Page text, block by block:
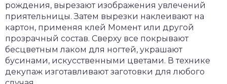
рождения, вырезают изображения увлечений
приятельницы. Затем вырезки наклеивают на
картон, применяя клей Момент или другой
прозрачный состав. Сверху все покрывают
бесцветным лаком для ногтей, украшают
бусинами, искусственными цветами. В технике
декупаж изготавливают заготовки для любого